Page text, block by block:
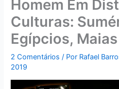
Homem Em
Culturas:
Egípcios,
2 Comentários / Por Rafael
2019